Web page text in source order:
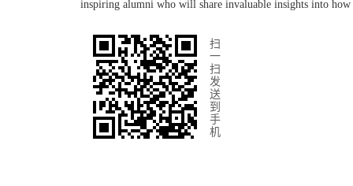
inspiring alumni who will share invaluable insights into how
扫
一
扫
发
送
到
手
机